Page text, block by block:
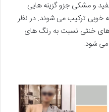
و مشکی جزو گزینه هایی
خوبی ترکیب می شوند. در نظر
های خنثی نسبت به رنگ های
شود.